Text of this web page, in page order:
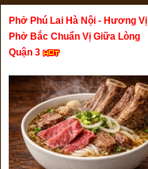
Phở Phú Lai Hà Nội - Hương Vị
Phở Bắc Chuẩn Vị Giữa Lòng
Quận 3